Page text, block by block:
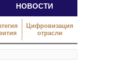
НОВОСТИ
Цифровизация
отрасли